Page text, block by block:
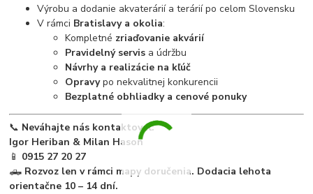
Výrobu a dodanie akvaterárií a terárií po celom Slovensku
V rámci Bratislavy a okolia:
Kompletné zriaďovanie akvárií
Pravidelný servis a údržbu
Návrhy a realizácie na kľúč
Opravypo nekvalitnej konkurencii
Bezplatné obhliadky a cenové ponuky
📞 Neváhajte nás kontaktovať:
Igor Heriban & Milan Hason
📱 0915 27 20 27
🛻 Rozvoz len v rámci mapy doručenia. Dodacia lehota
orientačne 10 – 14 dní.